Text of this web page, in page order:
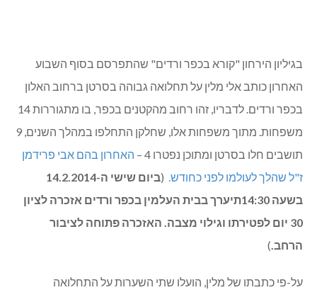
בגיליון הירחון "קורא בכפר ורדים" שהתפרסם בסוף השבוע
האחרון כותב אלי מלין על תחלואה גבוהה בסרטן ברחוב האלון
בכפר ורדים. לדבריו, זהו רחוב מהקטנים בכפר, בו מתגוררות 14
משפחות. מתוך משפחות אלו, שחלקן התחלפו במהלך השנים, 9
תושבים חלו בסרטן ומתוכן נפטרו 4 –
האחרון בהם אבי פרידמן
ז"ל שהלך לעולמו לפני כחודש. (ביום שישי ה-14.2.2014
בשעה 14:30
תיערך בבית העלמין בכפר ורדים אזכרה לציון
30 יום לפטירתו וגילוי מצבה. האזכרה פתוחה לציבור
הרחב.)
על-פי כתבתו של מלין, הועלו שתי השערות על התחלואה